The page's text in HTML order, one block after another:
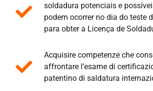
soldadura potenciais e
podem ocorrer no dia do teste
para obter a Licença de
Acquisire competenze che
affrontare l’esame di
patentino di saldatura